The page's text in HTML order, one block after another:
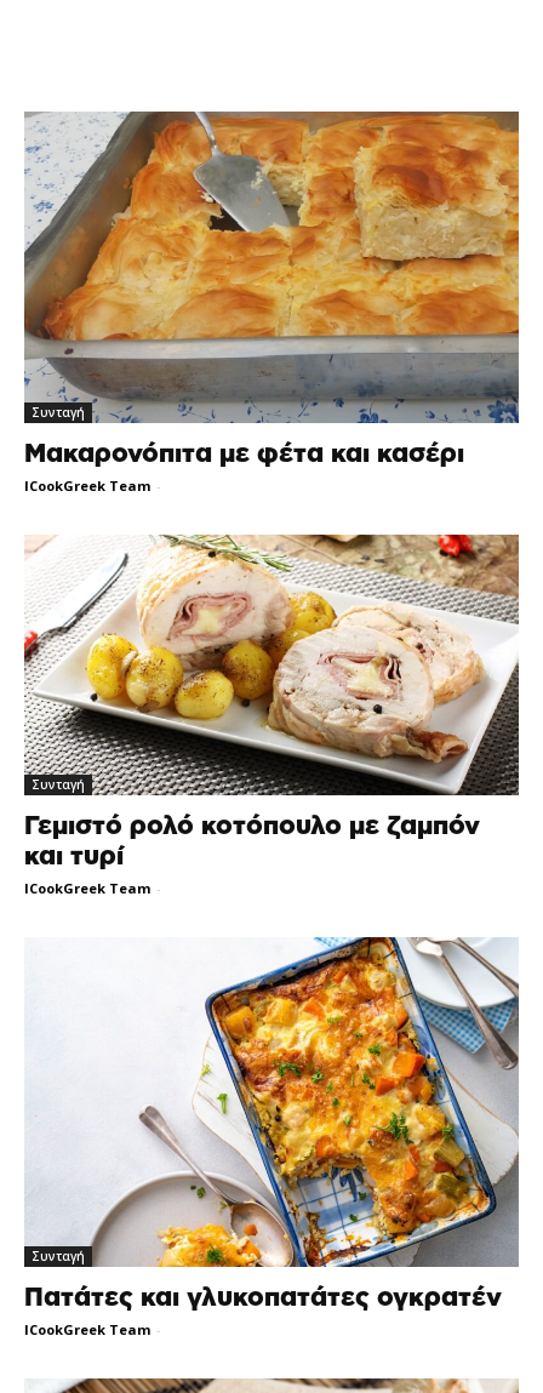
Συνταγή
Μακαρονόπιτα με φέτα και κασέρι
ICookGreek Team -
Συνταγή
Γεμιστό ρολό κοτόπουλο με ζαμπόν
και τυρί
ICookGreek Team -
Συνταγή
Πατάτες και γλυκοπατάτες ογκρατέν
ICookGreek Team -